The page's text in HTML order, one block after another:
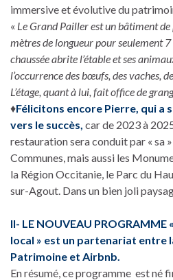
immersive et évolutive du
« Le Grand Pailler est un bâtiment
mètres de longueur pour seulement
chaussée abrite l’étable et ses
l’occurrence des bœufs, des vaches,
L’étage, quant à lui, fait office de
♦Félicitons encore Pierre, qui a
vers le succès, car de 2023 à
restauration sera conduit par « sa
Communes, mais aussi les
la Région Occitanie, le Parc du
sur-Agout. Dans un bien joli
II- LE NOUVEAU
local » est un partenariat entre
Patrimoine et Airbnb.
En résumé, ce programme est né